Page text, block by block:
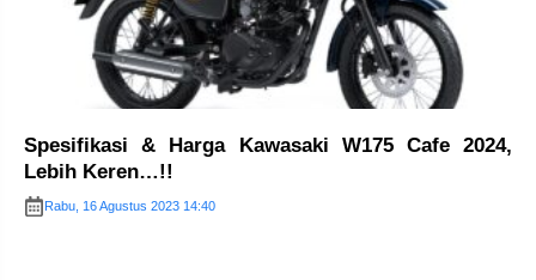
Spesifikasi & Harga Kawasaki W175 Cafe 2024,
Lebih Keren…!!
Rabu, 16 Agustus 2023 14:40